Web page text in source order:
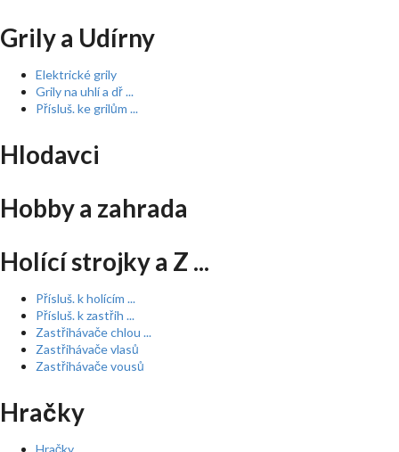
Grily a Udírny
Elektrické grily
Grily na uhlí a dř ...
Přísluš. ke grilům ...
Hlodavci
Hobby a zahrada
Holící strojky a Z ...
Přísluš. k holícím ...
Přísluš. k zastřih ...
Zastřihávače chlou ...
Zastřihávače vlasů
Zastřihávače vousů
Hračky
Hračky